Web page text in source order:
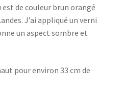
de couleur brun orangé
J’ai appliqué un verni
un aspect sombre et
pour environ 33 cm de